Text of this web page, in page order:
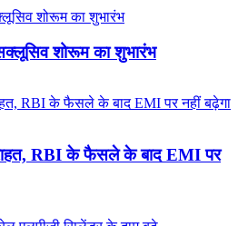
शोरूम का शुभारंभ
RBI के फैसले के बाद EMI पर